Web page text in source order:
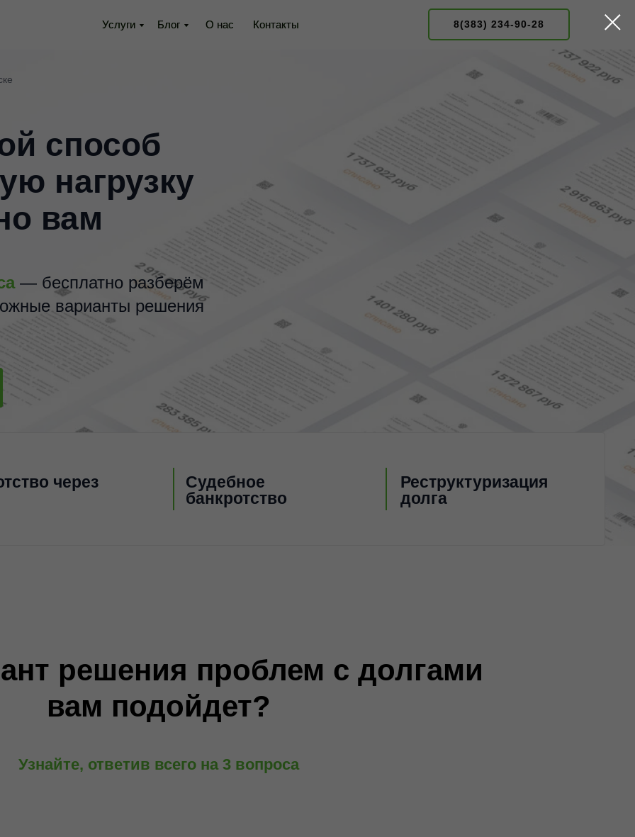
8(383) 234-90-28
Услуги Блог О нас Контакты
Услуги Блог О нас Контакты
способ
нагрузку
вам
— бесплатно разберём
варианты решения
через
Судебное
банкротство
Реструктуризация
долга
решения проблем с долгами
вам подойдет?
Узнайте, ответив всего на 3 вопроса